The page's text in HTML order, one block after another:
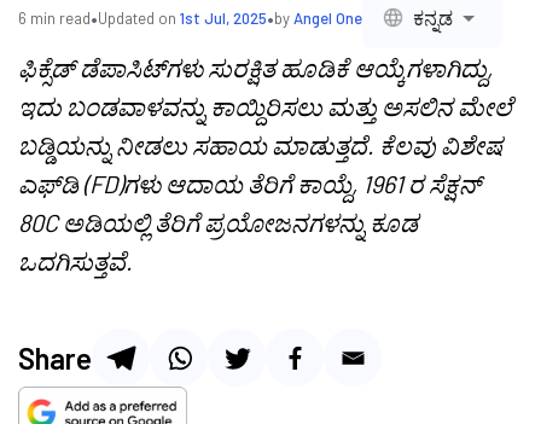
6 min read•Updated on 1st Jul, 2025•byAngel One ಕನ್ನಡ
ಫಿಕ್ಸೆಡ್ ಡೆಪಾಸಿಟ್‌ಗಳು ಸುರಕ್ಷಿತ ಹೂಡಿಕೆ ಆಯ್ಕೆಗಳಾಗಿದ್ದು,
ಇದು ಬಂಡವಾಳವನ್ನು ಕಾಯ್ದಿರಿಸಲು ಮತ್ತು ಅಸಲಿನ ಮೇಲೆ
ಬಡ್ಡಿಯನ್ನು ನೀಡಲು ಸಹಾಯ ಮಾಡುತ್ತದೆ. ಕೆಲವು ವಿಶೇಷ
ಎಫ್‌ಡಿ (FD)ಗಳು ಆದಾಯ ತೆರಿಗೆ ಕಾಯ್ದೆ, 1961 ರ ಸೆಕ್ಷನ್
80C ಅಡಿಯಲ್ಲಿ ತೆರಿಗೆ ಪ್ರಯೋಜನಗಳನ್ನು ಕೂಡ
ಒದಗಿಸುತ್ತವೆ.
Share